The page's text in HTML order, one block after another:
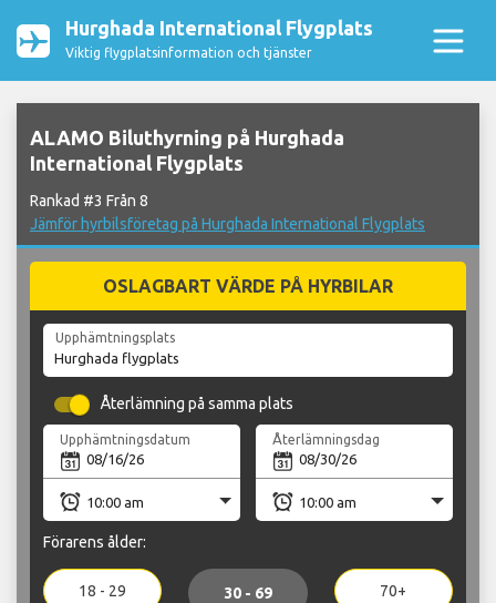
Hurghada International Flygplats
Viktig flygplatsinformation och tjänster
ALAMO Biluthyrning på Hurghada
International Flygplats
Rankad #3 Från 8
Jämför hyrbilsföretag på Hurghada International Flygplats
OSLAGBART VÄRDE PÅ HYRBILAR
Upphämtningsplats
Återlämning på samma plats
Upphämtningsdatum Återlämningsdag
Förarens ålder:
18 - 29 30 - 69 70+